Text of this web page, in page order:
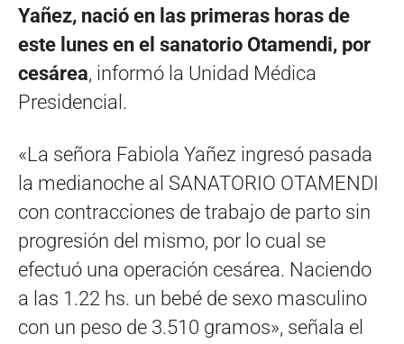
Yañez, nació en las primeras horas de
este lunes en el sanatorio Otamendi, por
cesárea, informó la Unidad Médica
Presidencial.
«La señora Fabiola Yañez ingresó pasada
la medianoche al SANATORIO OTAMENDI
con contracciones de trabajo de parto sin
progresión del mismo, por lo cual se
efectuó una operación cesárea. Naciendo
a las 1.22 hs. un bebé de sexo masculino
con un peso de 3.510 gramos», señala el